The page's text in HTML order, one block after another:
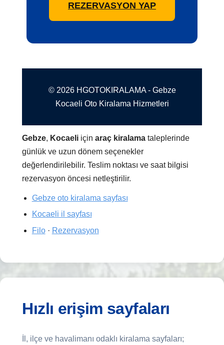
REZERVASYON YAP
© 2026 HGOTOKIRALAMA - Gebze
Kocaeli Oto Kiralama Hizmetleri
Gebze, Kocaeli içinaraç kiralama taleplerinde
günlük ve uzun dönem seçenekler
değerlendirilebilir. Teslim noktası ve saat bilgisi
rezervasyon öncesi netleştirilir.
Gebze oto kiralama sayfası
Kocaeli il sayfası
Filo· Rezervasyon
Hızlı erişim sayfaları
İl, ilçe ve havalimanı odaklı kiralama sayfaları;